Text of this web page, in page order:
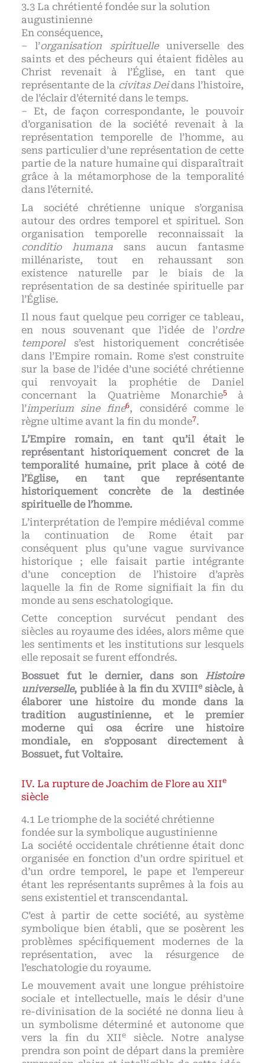
La chrétienté fondée sur la solution
augustinienne
En conséquence,
– l’organisation spirituelleuniverselle des
saints et des pécheurs qui étaient fidèles au
Christ revenait à l’Église, en tant que
représentante de la civitas Deidans l’histoire,
de l’éclair d’éternité dans le temps.
– Et, de façon correspondante, le pouvoir
d’organisation de la société revenait à la
représentation temporelle de l’homme, au
sens particulier d’une représentation de cette
partie de la nature humaine qui disparaîtrait
grâce à la métamorphose de la temporalité
dans l’éternité.
La société chrétienne unique s’organisa
autour des ordres temporel et spirituel. Son
organisation temporelle reconnaissait la
conditio humana sans aucun fantasme
millénariste, tout en rehaussant son
existence naturelle par le biais de la
représentation de sa destinée spirituelle par
l’Église.
Il nous faut quelque peu corriger ce tableau,
en nous souvenant que l’idée de l’ordre
temporels’est historiquement concrétisée
dans l’Empire romain. Rome s’est construite
sur la base de l’idée d’une société chrétienne
qui renvoyait la prophétie de Daniel
concernant la Quatrième Monarchie5à
l’imperium sine fine6, considéré comme le
règne ultime avant la fin du monde7.
L’Empire romain, en tant qu’il était le
représentant historiquement concret de la
temporalité humaine, prit place à côté de
l’Église, en tant que représentante
historiquement concrète de la destinée
spirituelle de l’homme.
L’interprétation de l’empire médiéval comme
la continuation de Rome était par
conséquent plus qu’une vague survivance
historique ; elle faisait partie intégrante
d’une conception de l’histoire d’après
laquelle la fin de Rome signifiait la fin du
monde au sens eschatologique.
Cette conception survécut pendant des
siècles au royaume des idées, alors même que
les sentiments et les institutions sur lesquels
elle reposait se furent effondrés.
Bossuet fut le dernier, dans son Histoire
universelle, publiée à la fin du XVIIIesiècle, à
élaborer une histoire du monde dans la
tradition augustinienne, et le premier
moderne qui osa écrire une histoire
mondiale, en s’opposant directement à
Bossuet, fut Voltaire.
La rupture de Joachim de Flore au XIIe
siècle
Le triomphe de la société chrétienne
fondée sur la symbolique augustinienne
La société occidentale chrétienne était donc
organisée en fonction d’un ordre spirituel et
d’un ordre temporel, le pape et l’empereur
étant les représentants suprêmes à la fois au
sens existentiel et transcendantal.
C’est à partir de cette société, au système
symbolique bien établi, que se posèrent les
problèmes spécifiquement modernes de la
représentation, avec la résurgence de
l’eschatologie du royaume.
Le mouvement avait une longue préhistoire
sociale et intellectuelle, mais le désir d’une
re-divinisation de la société ne donna lieu à
un symbolisme déterminé et autonome que
vers la fin du XIIe
siècle. Notre analyse
prendra son point de départ dans la première